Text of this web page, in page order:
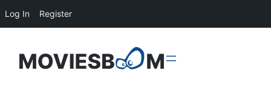
Log In Register